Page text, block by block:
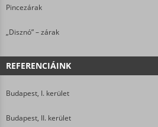
Pincezárak
„Disznó” – zárak
REFERENCIÁINK
Budapest, I. kerület
Budapest, II. kerület